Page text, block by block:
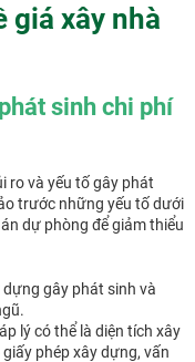
giá xây nhà
sinh chi phí
ro và yếu tố gây phát
trước những yếu tố dưới
dự phòng để giảm thiểu
gây phát sinh và
lý có thể là diện tích xây
phép xây dựng, vấn